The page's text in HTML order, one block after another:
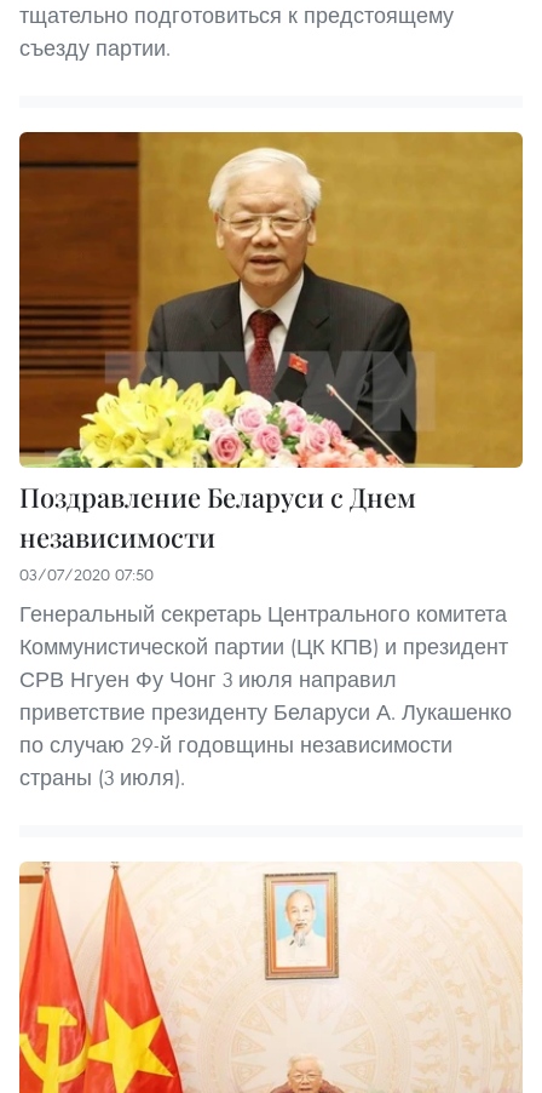
тщательно подготовиться к предстоящему
съезду партии.
Поздравление Беларуси с Днем
независимости
03/07/2020 07:50
Генеральный секретарь Центрального комитета
Коммунистической партии (ЦК КПВ) и президент
СРВ Нгуен Фу Чонг 3 июля направил
приветствие президенту Беларуси А. Лукашенко
по случаю 29-й годовщины независимости
страны (3 июля).